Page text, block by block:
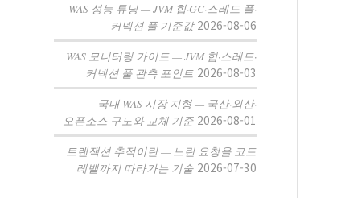
WAS 성능 튜닝 — JVM 힙·GC·스레드 풀·
커넥션 풀 기준값 2026-08-06
WAS 모니터링 가이드 — JVM 힙·스레드·
커넥션 풀 관측 포인트 2026-08-03
국내 WAS 시장 지형 — 국산·외산·
오픈소스 구도와 교체 기준 2026-08-01
트랜잭션 추적이란 — 느린 요청을 코드
레벨까지 따라가는 기술 2026-07-30